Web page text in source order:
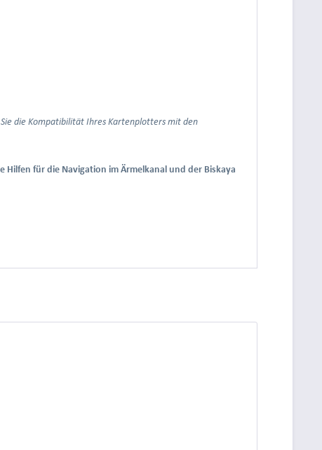
die Kompatibilität Ihres Kartenplotters mit den
Hilfen für die Navigation im Ärmelkanal und der Biskaya